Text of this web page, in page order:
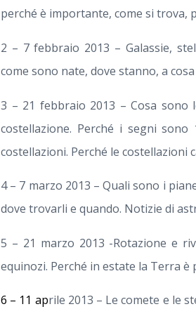
perché è importante, come si trova,
2 – 7 febbraio 2013 – Galassie,
come sono nate, dove stanno, a
3 – 21 febbraio 2013 – Cosa sono
costellazione. Perché i segni
costellazioni. Perché le costellazioni
4 – 7 marzo 2013 – Quali sono i
dove trovarli e quando. Notizie di
5 – 21 marzo 2013 -Rotazione e
equinozi. Perché in estate la Terra
6 – 11 aprile 2013 – Le comete e le